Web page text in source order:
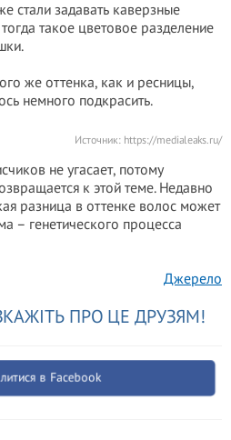
стали задавать каверзные
такое цветовое разделение
же оттенка, как и ресницы,
немного подкрасить.
Источник: https://medialeaks.ru/
не угасает, потому
к этой теме. Недавно
разница в оттенке волос может
– генетического процесса
Джерело
ПРО ЦЕ ДРУЗЯМ!
в Facebook